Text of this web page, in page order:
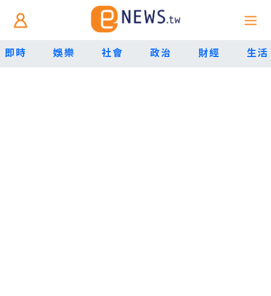
即時 娛樂 社會 政治 財經 生活